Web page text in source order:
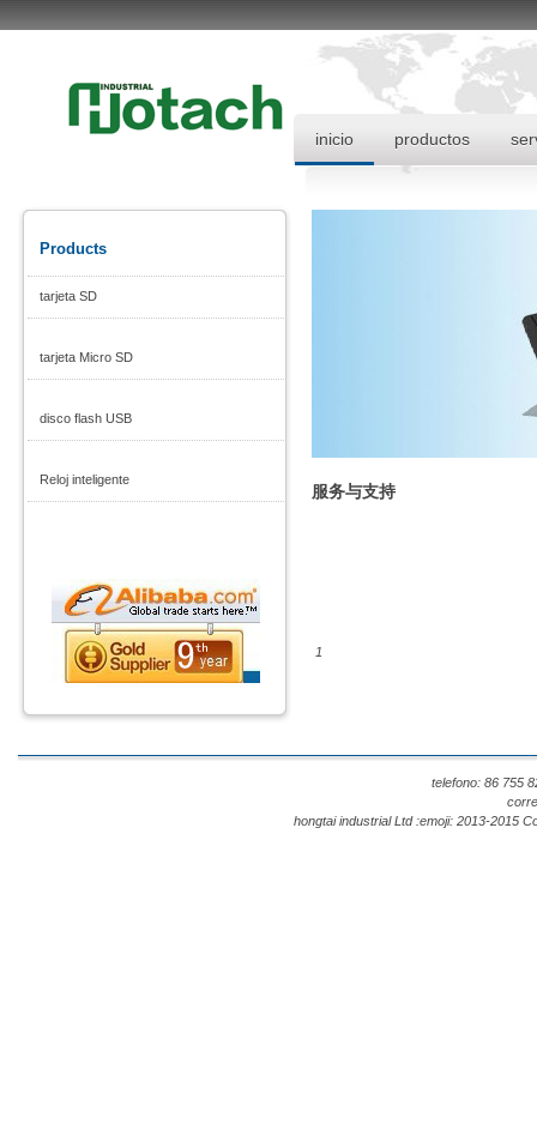
inicio productos
Products
tarjeta SD
tarjeta Micro SD
disco flash USB
Reloj inteligente
服务与支持
1
telefono: 86 755
hongtai industrial Ltd :emoji: 2013-2015